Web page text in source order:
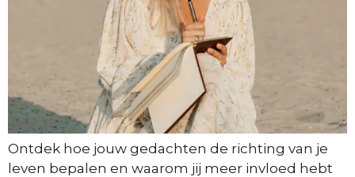
Ontdek hoe jouw gedachten de richting van je
leven bepalen en waarom jij meer invloed hebt